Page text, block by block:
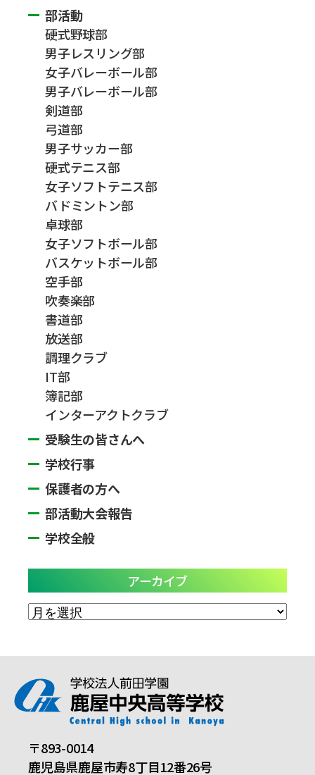
部活動
硬式野球部
男子レスリング部
女子バレーボール部
男子バレーボール部
剣道部
弓道部
男子サッカー部
硬式テニス部
女子ソフトテニス部
バドミントン部
卓球部
女子ソフトボール部
バスケットボール部
空手部
吹奏楽部
書道部
放送部
調理クラブ
IT部
簿記部
インターアクトクラブ
受験生の皆さんへ
学校行事
保護者の方へ
部活動大会報告
学校全般
アーカイブ
ア
ブ
〒893-0014
鹿児島県鹿屋市寿8丁目12番26号